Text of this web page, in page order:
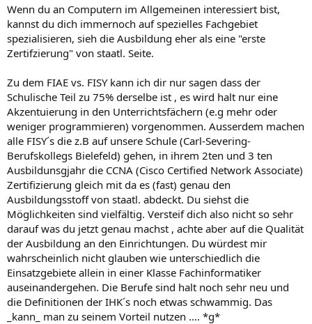
Wenn du an Computern im Allgemeinen interessiert bist,
kannst du dich immernoch auf spezielles Fachgebiet
spezialisieren, sieh die Ausbildung eher als eine "erste
Zertifzierung" von staatl. Seite.
Zu dem FIAE vs. FISY kann ich dir nur sagen dass der
Schulische Teil zu 75% derselbe ist , es wird halt nur eine
Akzentuierung in den Unterrichtsfächern (e.g mehr oder
weniger programmieren) vorgenommen. Ausserdem machen
alle FISY´s die z.B auf unsere Schule (Carl-Severing-
Berufskollegs Bielefeld) gehen, in ihrem 2ten und 3 ten
Ausbildunsgjahr die CCNA (Cisco Certified Network Associate)
Zertifizierung gleich mit da es (fast) genau den
Ausbildungsstoff von staatl. abdeckt. Du siehst die
Möglichkeiten sind vielfältig. Versteif dich also nicht so sehr
darauf was du jetzt genau machst , achte aber auf die Qualität
der Ausbildung an den Einrichtungen. Du würdest mir
wahrscheinlich nicht glauben wie unterschiedlich die
Einsatzgebiete allein in einer Klasse Fachinformatiker
auseinandergehen. Die Berufe sind halt noch sehr neu und
die Definitionen der IHK´s noch etwas schwammig. Das
_kann_ man zu seinem Vorteil nutzen .... *g*